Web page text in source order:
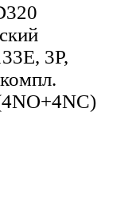
3P,